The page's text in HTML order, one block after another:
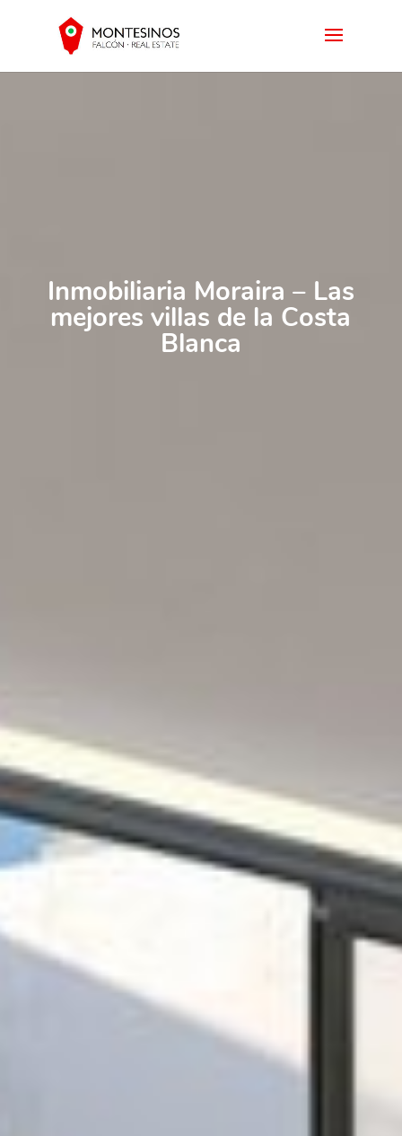
Inmobiliaria Moraira – Las
mejores villas de la Costa
Blanca